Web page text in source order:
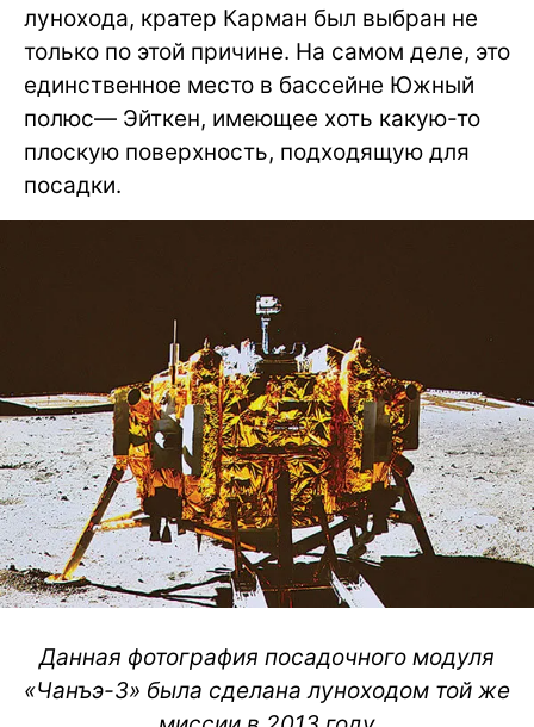
лунохода, кратер Карман был выбран не
только по этой причине. На самом деле, это
единственное место в бассейне Южный
полюс— Эйткен, имеющее хоть какую-то
плоскую поверхность, подходящую для
посадки.
Данная фотография посадочного модуля
«Чанъэ-3» была сделана луноходом той же